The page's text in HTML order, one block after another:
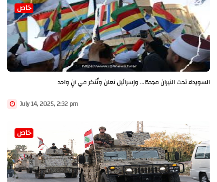
خاص
السويداء تحت النيران مجددًا... وإسرائيل تعلن وتُنكر في آنٍ واحد
July 14, 2025, 2:32 pm
خاص